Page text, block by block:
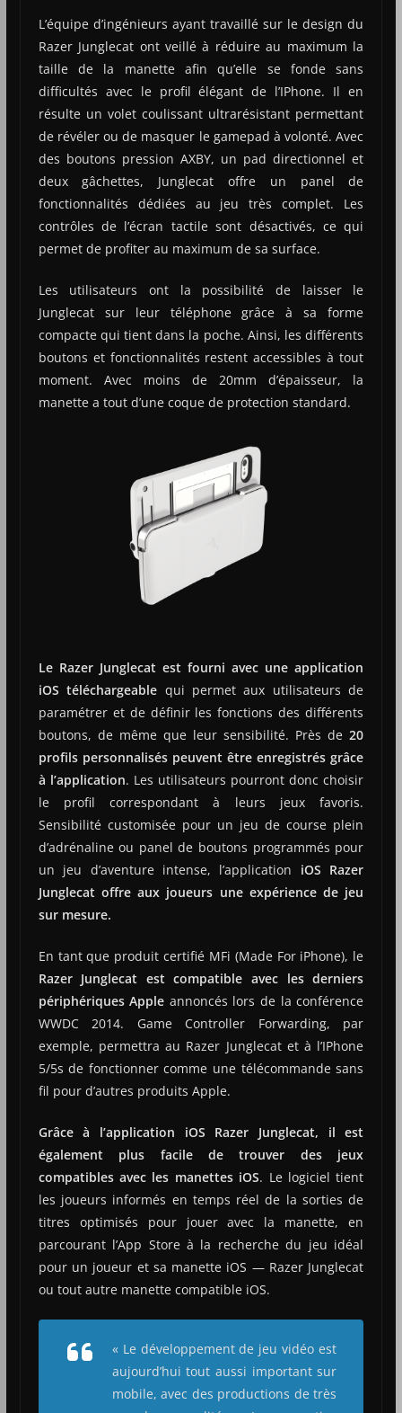
L’équipe d’ingénieurs ayant travaillé sur le design du
Razer Junglecat ont veillé à réduire au maximum la
taille de la manette afin qu’elle se fonde sans
difficultés avec le profil élégant de l’IPhone. Il en
résulte un volet coulissant ultrarésistant permettant
de révéler ou de masquer le gamepad à volonté. Avec
des boutons pression AXBY, un pad directionnel et
deux gâchettes, Junglecat offre un panel de
fonctionnalités dédiées au jeu très complet. Les
contrôles de l’écran tactile sont désactivés, ce qui
permet de profiter au maximum de sa surface.
Les utilisateurs ont la possibilité de laisser le
Junglecat sur leur téléphone grâce à sa forme
compacte qui tient dans la poche. Ainsi, les différents
boutons et fonctionnalités restent accessibles à tout
moment. Avec moins de 20mm d’épaisseur, la
manette a tout d’une coque de protection standard.
Le Razer Junglecat est fourni avec une application
iOS téléchargeable qui permet aux utilisateurs de
paramétrer et de définir les fonctions des différents
boutons, de même que leur sensibilité. Près de 20
profils personnalisés peuvent être enregistrés grâce
à l’application. Les utilisateurs pourront donc choisir
le profil correspondant à leurs jeux favoris.
Sensibilité customisée pour un jeu de course plein
d’adrénaline ou panel de boutons programmés pour
un jeu d’aventure intense, l’application iOS Razer
Junglecat offre aux joueurs une expérience de jeu
sur mesure.
En tant que produit certifié MFi (Made For iPhone), le
Razer Junglecat est compatible avec les derniers
périphériques Apple annoncés lors de la conférence
WWDC 2014. Game Controller Forwarding, par
exemple, permettra au Razer Junglecat et à l’IPhone
5/5s de fonctionner comme une télécommande sans
fil pour d’autres produits Apple.
Grâce à l’application iOS Razer Junglecat, il est
également plus facile de trouver des jeux
compatibles avec les manettes iOS. Le logiciel tient
les joueurs informés en temps réel de la sorties de
titres optimisés pour jouer avec la manette, en
parcourant l’App Store à la recherche du jeu idéal
pour un joueur et sa manette iOS — Razer Junglecat
ou tout autre manette compatible iOS.
« Le développement de jeu vidéo est
aujourd’hui tout aussi important sur
mobile, avec des productions de très